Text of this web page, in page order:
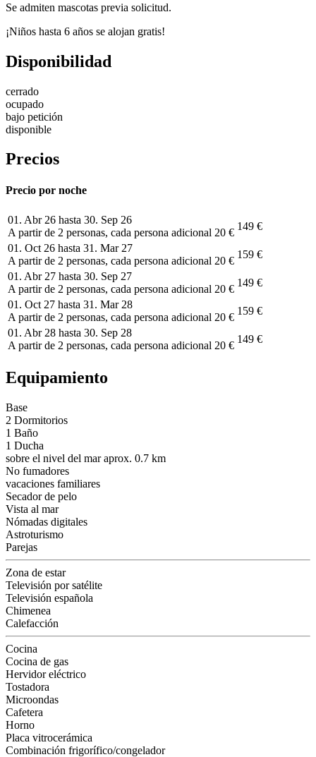
Se admiten mascotas previa solicitud.
¡Niños hasta 6 años se alojan gratis!
Disponibilidad
cerrado
ocupado
bajo petición
disponible
Precios
Precio por noche
01. Abr 26 hasta 30. Sep 26
A partir de 2 personas, cada persona adicional 20 €
149 €
01. Oct 26 hasta 31. Mar 27
A partir de 2 personas, cada persona adicional 20 €
159 €
01. Abr 27 hasta 30. Sep 27
A partir de 2 personas, cada persona adicional 20 €
149 €
01. Oct 27 hasta 31. Mar 28
A partir de 2 personas, cada persona adicional 20 €
159 €
01. Abr 28 hasta 30. Sep 28
A partir de 2 personas, cada persona adicional 20 €
149 €
Equipamiento
Base
2 Dormitorios
1 Baño
1 Ducha
sobre el nivel del mar aprox. 0.7 km
No fumadores
vacaciones familiares
Secador de pelo
Vista al mar
Nómadas digitales
Astroturismo
Parejas
Zona de estar
Televisión por satélite
Televisión española
Chimenea
Calefacción
Cocina
Cocina de gas
Hervidor eléctrico
Tostadora
Microondas
Cafetera
Horno
Placa vitrocerámica
Combinación frigorífico/congelador